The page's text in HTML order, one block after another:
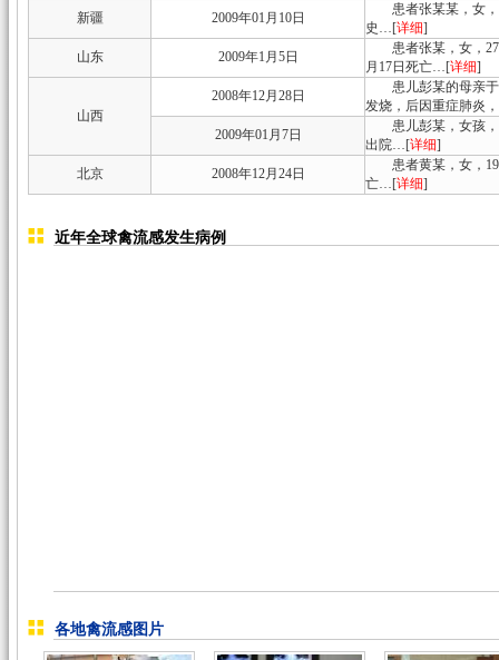
新疆
2009年01月10日
患者张某某，女，
史…[详细]
山东
2009年1月5日
患者张某，女，27
月17日死亡…[详细]
山西
2008年12月28日
患儿彭某的母亲于
发烧，后因重症肺炎
2009年01月7日
患儿彭某，女孩，
出院…[详细]
北京
2008年12月24日
患者黄某，女，19
亡…[详细]
近年全球禽流感发生病例
各地禽流感图片